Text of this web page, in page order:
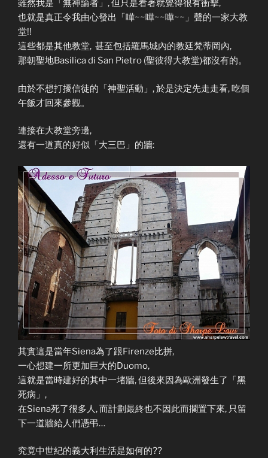
雖然我是「無神論者」, 但只是看著就覺得很有衝擊,
也就是真正令我由心發出「嘩~~嘩~~嘩~~」聲的一家大教
堂!!
這些都是其他教堂, 甚至包括羅馬城內的教廷梵蒂岡內,
那朝聖地Basilica di San Pietro (聖彼得大教堂)都沒有的。
由於不想打擾信徒的「神聖活動」, 於是決定先走走看, 吃個
午飯才回來參觀。
連接在大教堂旁邊,
還有一道真的好似「大三巴」的牆:
其實這是當年Siena為了跟Firenze比拼,
一心想建一所更加巨大的Duomo,
這就是當時建好的其中一堵牆, 但後來因為歐洲發生了「黑
死病」,
在Siena死了很多人, 而計劃最終也不因此而擱置下來, 只留
下一道牆給人們憑弔…
究竟中世紀的義大利生活是如何的??